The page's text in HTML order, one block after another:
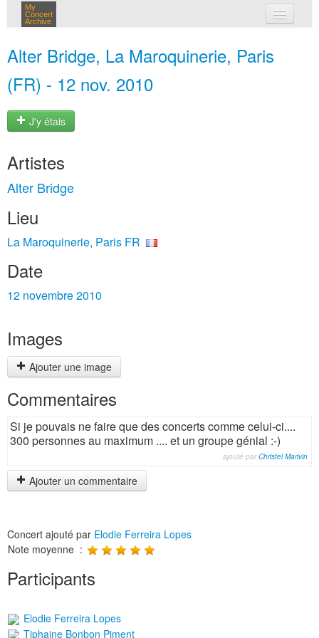
My
Concert
Archive
Alter Bridge, La Maroquinerie, Paris
(FR) - 12 nov. 2010
J'y étais
Artistes
Alter Bridge
Lieu
La Maroquinerie, Paris FR
Date
12 novembre 2010
Images
Ajouter une image
Commentaires
Si je pouvais ne faire que des concerts comme celui-ci....
300 personnes au maximum .... et un groupe génial :-)
ajouté parChristel Marivin
Ajouter un commentaire
Concert ajouté par Elodie Ferreira Lopes
Note moyenne :
Participants
Elodie Ferreira Lopes
Tiphaine Bonbon Piment